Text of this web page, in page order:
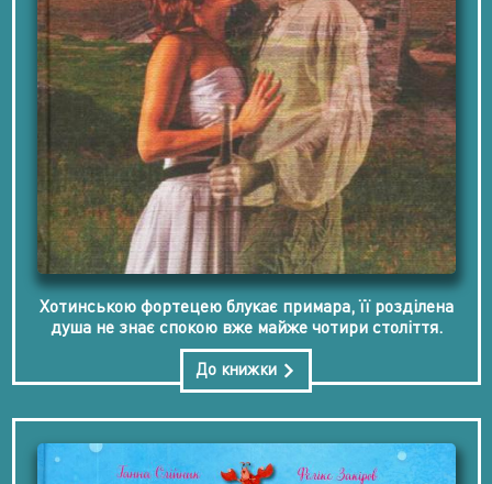
Хотинською фортецею блукає примара, її розділена
душа не знає спокою вже майже чотири століття.
До книжки